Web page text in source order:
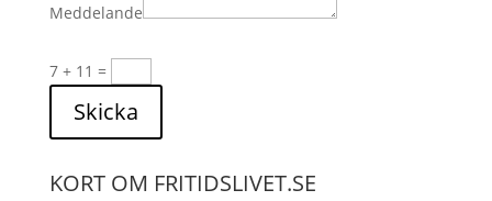
Meddelande
7 + 11 =
Skicka
KORT OM FRITIDSLIVET.SE